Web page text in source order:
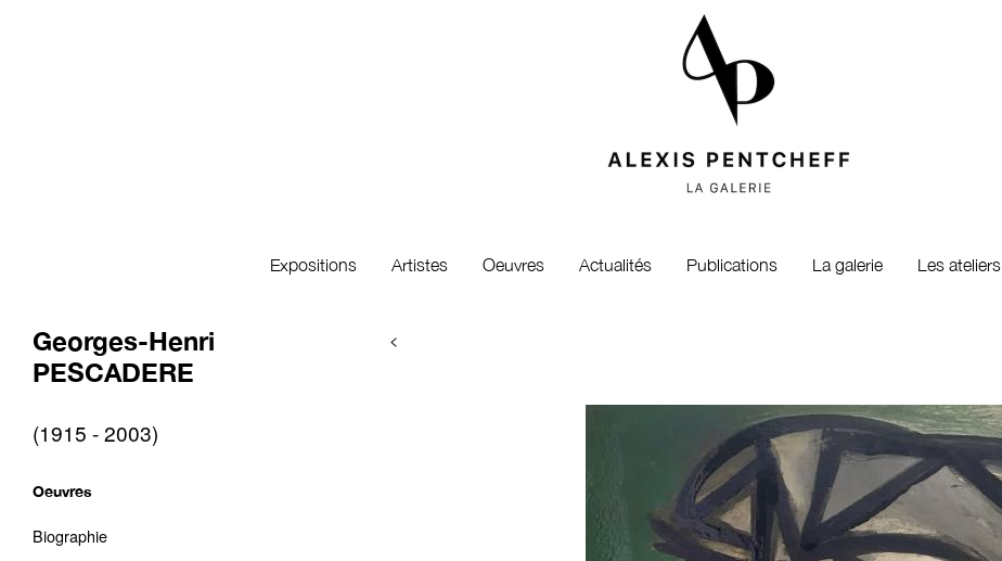
Expositions Artistes Oeuvres Actualités Publications La galerie Les ateliers
Georges-Henri
PESCADERE
(1915 - 2003)
Oeuvres
Biographie
<